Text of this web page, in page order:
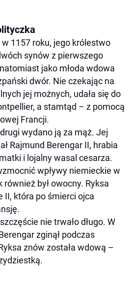
w 1157 roku, jego królestwo
synów z pierwszego
jako młoda wdowa
dwór. Nie czekając na
jej możnych, udała się do
a stamtąd – z pomocą
Francji.
wydano ją za mąż. Jej
Rajmund Berengar II, hrabia
i lojalny wasal cesarza.
wpływy niemieckie w
był owocny. Ryksa
II, która po śmierci ojca
nie trwało długo. W
zginął podczas
znów została wdową –